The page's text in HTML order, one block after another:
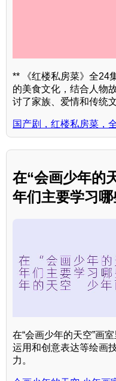
** 《红楼私房菜》全24
的美食文化，结合人物
讨了家族、爱情和传统
国产剧，红楼私房菜，
在“会画少年的
年们主要学习
在“会画少年的天空”画
运用和创意表达等绘画
力。